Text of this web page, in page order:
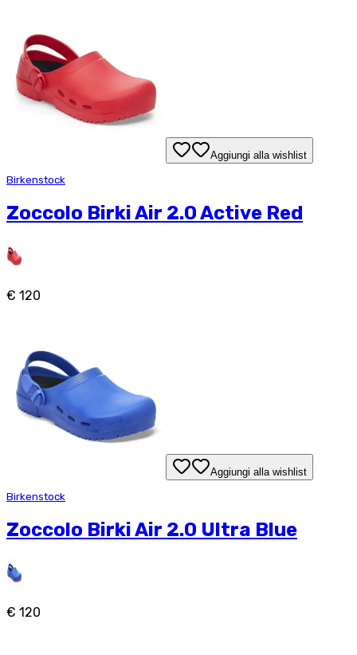
Aggiungi alla wishlist
Birkenstock
Zoccolo Birki Air 2.0 Active Red
€ 120
Aggiungi alla wishlist
Birkenstock
Zoccolo Birki Air 2.0 Ultra Blue
€ 120